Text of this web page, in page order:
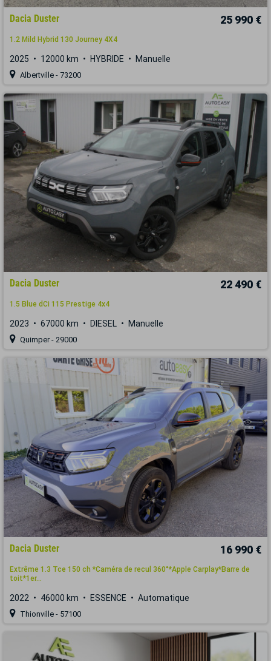
Dacia Duster 25 990 €
1.2 Mild Hybrid 130 Journey 4X4
2025 12000 km HYBRIDE Manuelle
Albertville - 73200
Dacia Duster 22 490 €
1.5 Blue dCi 115 Prestige 4x4
2023 67000 km DIESEL Manuelle
Quimper - 29000
Dacia Duster 16 990 €
Extrême 1.3 Tce 150 ch *Caméra de recul 360°*Apple Carplay*Barre de
toit*1er...
2022 46000 km ESSENCE Automatique
Thionville - 57100